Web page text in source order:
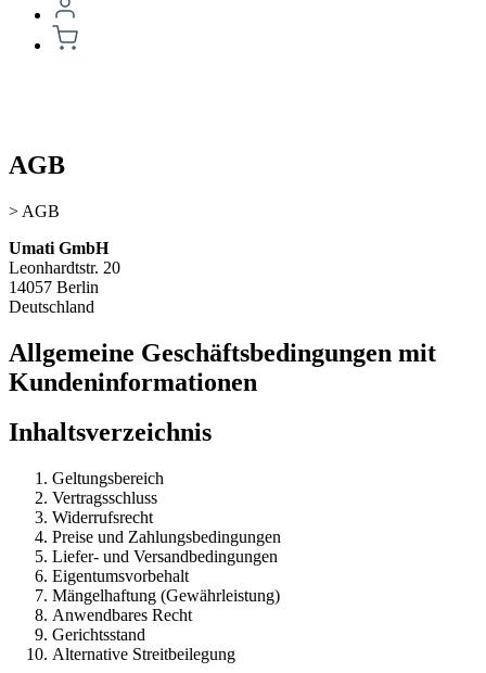
AGB
> AGB
Umati GmbH
Leonhardtstr. 20
14057 Berlin
Deutschland
Allgemeine Geschäftsbedingungen mit
Kundeninformationen
Inhaltsverzeichnis
Geltungsbereich
Vertragsschluss
Widerrufsrecht
Preise und Zahlungsbedingungen
Liefer- und Versandbedingungen
Eigentumsvorbehalt
Mängelhaftung (Gewährleistung)
Anwendbares Recht
Gerichtsstand
Alternative Streitbeilegung